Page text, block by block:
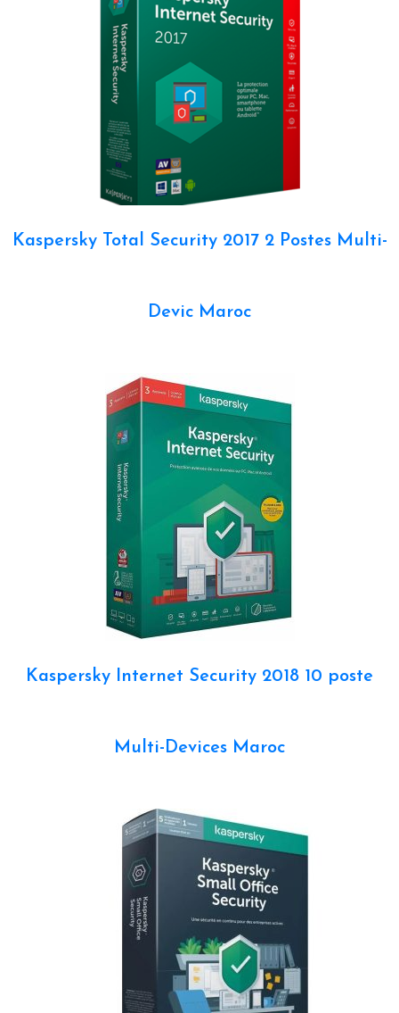
Kaspersky Total Security 2017 2 Postes Multi-
Devic Maroc
Kaspersky Internet Security 2018 10 poste
Multi-Devices Maroc